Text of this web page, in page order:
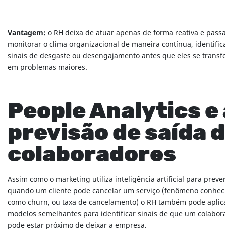
Vantagem: o RH deixa de atuar apenas de forma reativa e
monitorar o clima organizacional de maneira contínua,
sinais de desgaste ou desengajamento antes que eles se
em problemas maiores.
People Analytics e
previsão de saída
colaboradores
Assim como o marketing utiliza inteligência artificial para
quando um cliente pode cancelar um serviço (fenômeno
como churn, ou taxa de cancelamento) o RH também pode
modelos semelhantes para identificar sinais de que um
pode estar próximo de deixar a empresa.